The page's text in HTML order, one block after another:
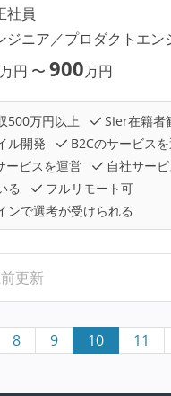
社員
ジニア／プロダクトエン
円 〜 900万円
500万円以上
SIer在籍者
ル開発
B2Cのサービス
ービスを運営
自社サー
る
フルリモート可
ンで選考が受けられる
更新
8 9 10 11